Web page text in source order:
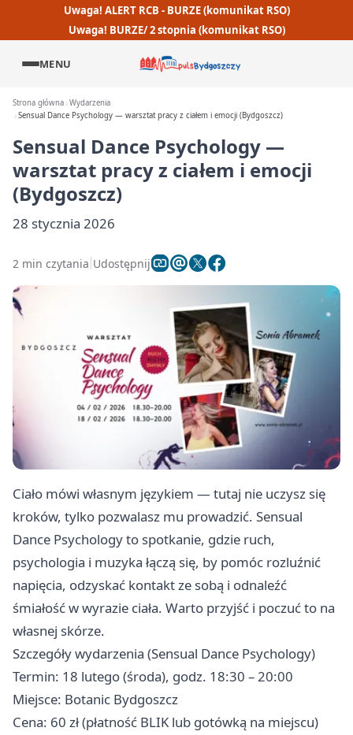
Uwaga! ALERT RCB - BURZE (komunikat RSO)
Uwaga! BURZE/ 2 stopnia (komunikat RSO)
MENU
Strona główna Wydarzenia
Sensual Dance Psychology — warsztat pracy z ciałem i emocji (Bydgoszcz)
Sensual Dance Psychology —
warsztat pracy z ciałem i emocji
(Bydgoszcz)
28 stycznia 2026
2 min czytania Udostępnij
Ciało mówi własnym językiem — tutaj nie uczysz się
kroków, tylko pozwalasz mu prowadzić. Sensual
Dance Psychology to spotkanie, gdzie ruch,
psychologia i muzyka łączą się, by pomóc rozluźnić
napięcia, odzyskać kontakt ze sobą i odnaleźć
śmiałość w wyrazie ciała. Warto przyjść i poczuć to na
własnej skórze.
Szczegóły wydarzenia (Sensual Dance Psychology)
Termin: 18 lutego (środa), godz. 18:30 – 20:00
Miejsce: Botanic Bydgoszcz
Cena: 60 zł (płatność BLIK lub gotówką na miejscu)